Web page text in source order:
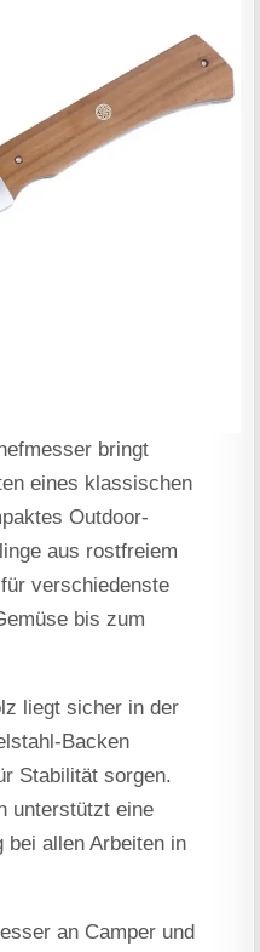
bringt
eines klassischen
Outdoor-
aus rostfreiem
verschiedenste
bis zum
liegt sicher in der
Backen
Stabilität sorgen.
unterstützt eine
bei allen Arbeiten in
an Camper und